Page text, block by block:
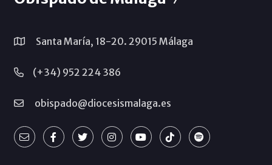
Santa María, 18-20. 29015 Málaga
(+34) 952 224 386
obispado@diocesismalaga.es